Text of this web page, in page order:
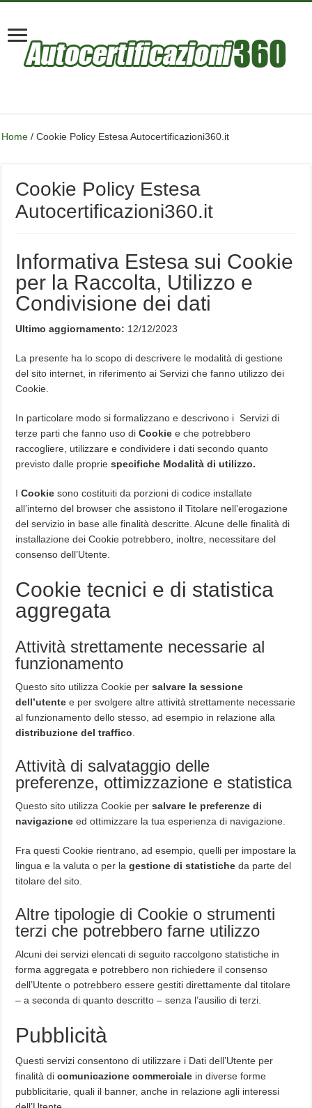
Home /Cookie Policy Estesa Autocertificazioni360.it
Cookie Policy Estesa
Autocertificazioni360.it
Informativa Estesa sui Cookie
per la Raccolta, Utilizzo e
Condivisione dei dati
Ultimo aggiornamento: 12/12/2023
La presente ha lo scopo di descrivere le modalità di gestione
del sito internet, in riferimento ai Servizi che fanno utilizzo dei
Cookie.
In particolare modo si formalizzano e descrivono i Servizi di
terze parti che fanno uso di Cookie e che potrebbero
raccogliere, utilizzare e condividere i dati secondo quanto
previsto dalle propriespecifiche Modalità di utilizzo.
ICookie sono costituiti da porzioni di codice installate
all’interno del browser che assistono il Titolare nell’erogazione
del servizio in base alle finalità descritte. Alcune delle finalità di
installazione dei Cookie potrebbero, inoltre, necessitare del
consenso dell’Utente.
Cookie tecnici e di statistica
aggregata
Attività strettamente necessarie al
funzionamento
Questo sito utilizza Cookie persalvare la sessione
dell’utente e per svolgere altre attività strettamente necessarie
al funzionamento dello stesso, ad esempio in relazione alla
distribuzione del traffico
Attività di salvataggio delle
preferenze, ottimizzazione e statistica
Questo sito utilizza Cookie persalvare le preferenze di
navigazione ed ottimizzare la tua esperienza di navigazione.
Fra questi Cookie rientrano, ad esempio, quelli per impostare la
lingua e la valuta o per lagestione di statistiche da parte del
titolare del sito.
Altre tipologie di Cookie o strumenti
terzi che potrebbero farne utilizzo
Alcuni dei servizi elencati di seguito raccolgono statistiche in
forma aggregata e potrebbero non richiedere il consenso
dell’Utente o potrebbero essere gestiti direttamente dal titolare
– a seconda di quanto descritto – senza l’ausilio di terzi.
Pubblicità
Questi servizi consentono di utilizzare i Dati dell’Utente per
finalità dicomunicazione commerciale in diverse forme
pubblicitarie, quali il banner, anche in relazione agli interessi